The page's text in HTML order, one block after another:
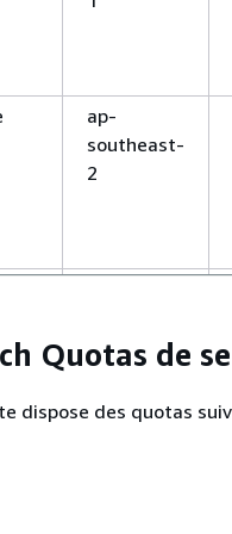
ap-
southeast-
2
Quotas de
dispose des quotas